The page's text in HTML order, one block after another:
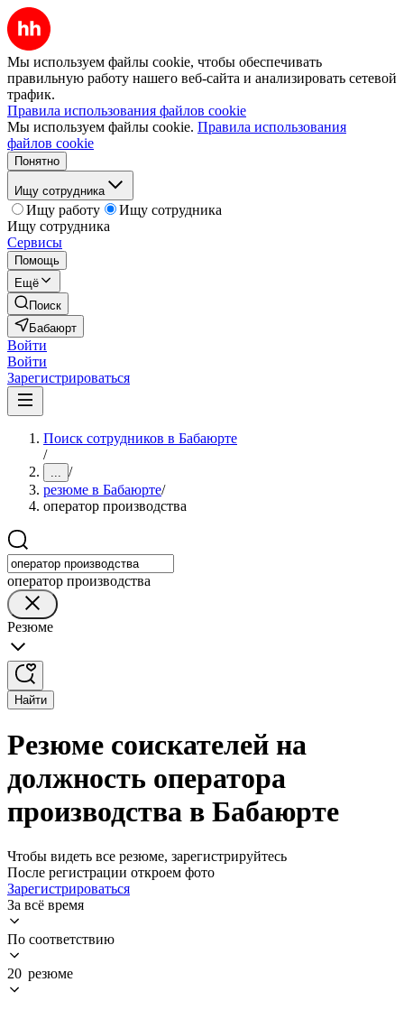
Мы используем файлы cookie, чтобы обеспечивать
правильную работу нашего веб-сайта и анализировать сетевой
трафик.
Правила использования файлов cookie
Мы используем файлы cookie. Правила использования
файлов cookie
Понятно
Ищу сотрудника
Ищу работу
Ищу сотрудника
Ищу сотрудника
Сервисы
Помощь
Ещё
Поиск
Бабаюрт
Войти
Войти
Зарегистрироваться
Поиск сотрудников в Бабаюрте
/
... /
резюме в Бабаюрте/
оператор производства
оператор производства
Резюме
Найти
Резюме соискателей на
должность оператора
производства в Бабаюрте
Чтобы видеть все резюме, зарегистрируйтесь
После регистрации откроем фото
Зарегистрироваться
За всё время
По соответствию
20 резюме